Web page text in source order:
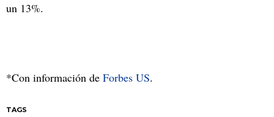
un 13%.
*Con información de Forbes US.
TAGS